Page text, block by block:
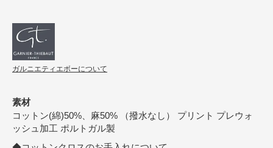
ガルニエティエボーについて
素材
コットン(綿)50%、麻50% （撥水なし） プリント プレウォ
ッシュ加工 ポルトガル製